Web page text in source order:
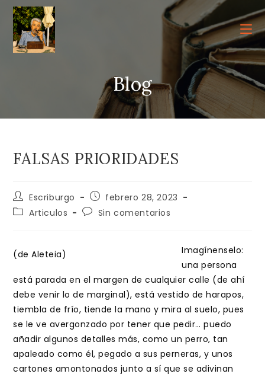
contenido
Blog
FALSAS PRIORIDADES
Autor
de
la
Escriburgo
Publicación
de
la
febrero 28, 2023
Categoría
Articulos
Comentarios
Sin comentarios
(de Aleteia)
Imagínenselo:
una persona
está parada en el margen de cualquier calle (de ahí
debe venir lo de marginal), está vestido de harapos,
tiembla de frío, tiende la mano y mira al suelo, pues
se le ve avergonzado por tener que pedir… puedo
añadir algunos detalles más, como un perro, tan
apaleado como él, pegado a sus perneras, y unos
cartones amontonados junto a sí que se adivinan